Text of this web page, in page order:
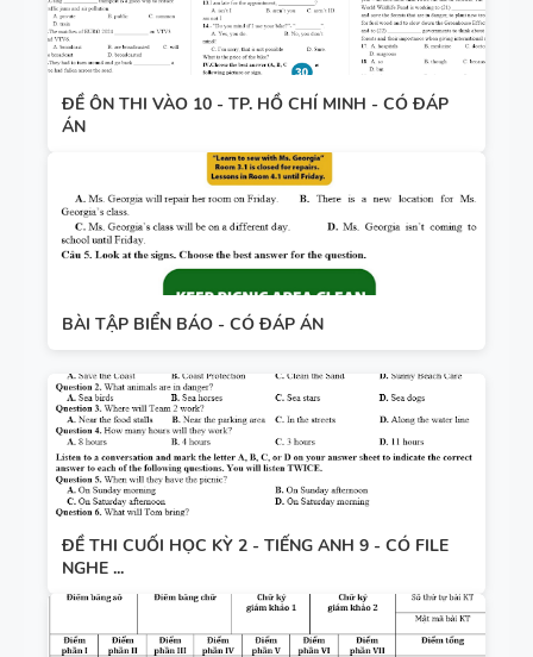
ĐỀ ÔN THI VÀO 10 - TP. HỒ CHÍ MINH - CÓ ĐÁP
ÁN
BÀI TẬP BIỂN BÁO - CÓ ĐÁP ÁN
ĐỀ THI CUỐI HỌC KỲ 2 - TIẾNG ANH 9 - CÓ FILE
NGHE ...